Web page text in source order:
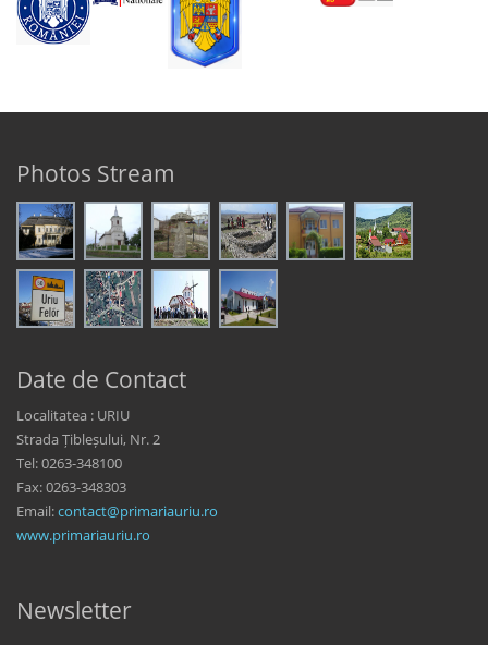
Photos Stream
Date de Contact
Localitatea : URIU
Strada Țibleșului, Nr. 2
Tel: 0263-348100
Fax: 0263-348303
Email:contact@primariauriu.ro
www.primariauriu.ro
Newsletter